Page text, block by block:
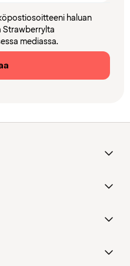
haluan
Strawberrylta
mediassa.